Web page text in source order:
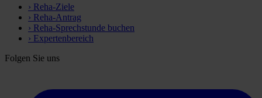
› Reha-Ziele
› Reha-Antrag
› Reha-Sprechstunde buchen
› Expertenbereich
Folgen Sie uns